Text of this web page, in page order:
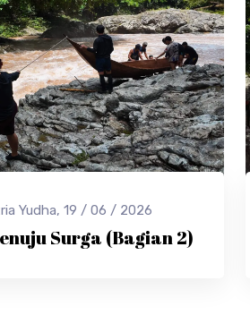
Yudha, 19 / 06 / 2026
Surga (Bagian 2)